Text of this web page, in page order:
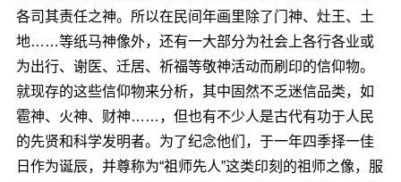
各司其责任之神。所以在民间年画里除了门神、灶王、土
地……等纸马神像外，还有一大部分为社会上各行各业或
为出行、谢医、迁居、祈福等敬神活动而刷印的信仰物。
就现存的这些信仰物来分析，其中固然不乏迷信品类，如
雹神、火神、财神……，但也有不少人是古代有功于人民
的先贤和科学发明者。为了纪念他们，于一年四季择一佳
日作为诞辰，并尊称为“祖师先人”这类印刻的祖师之像，服